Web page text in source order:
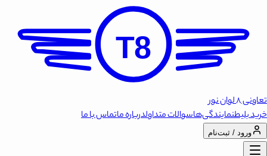
T8
تعاونی 8 لوان نور
خرید بلیطنمایندگی‌هاسوالات متداولدرباره ماتماس با ما
ورود / ثبت‌نام